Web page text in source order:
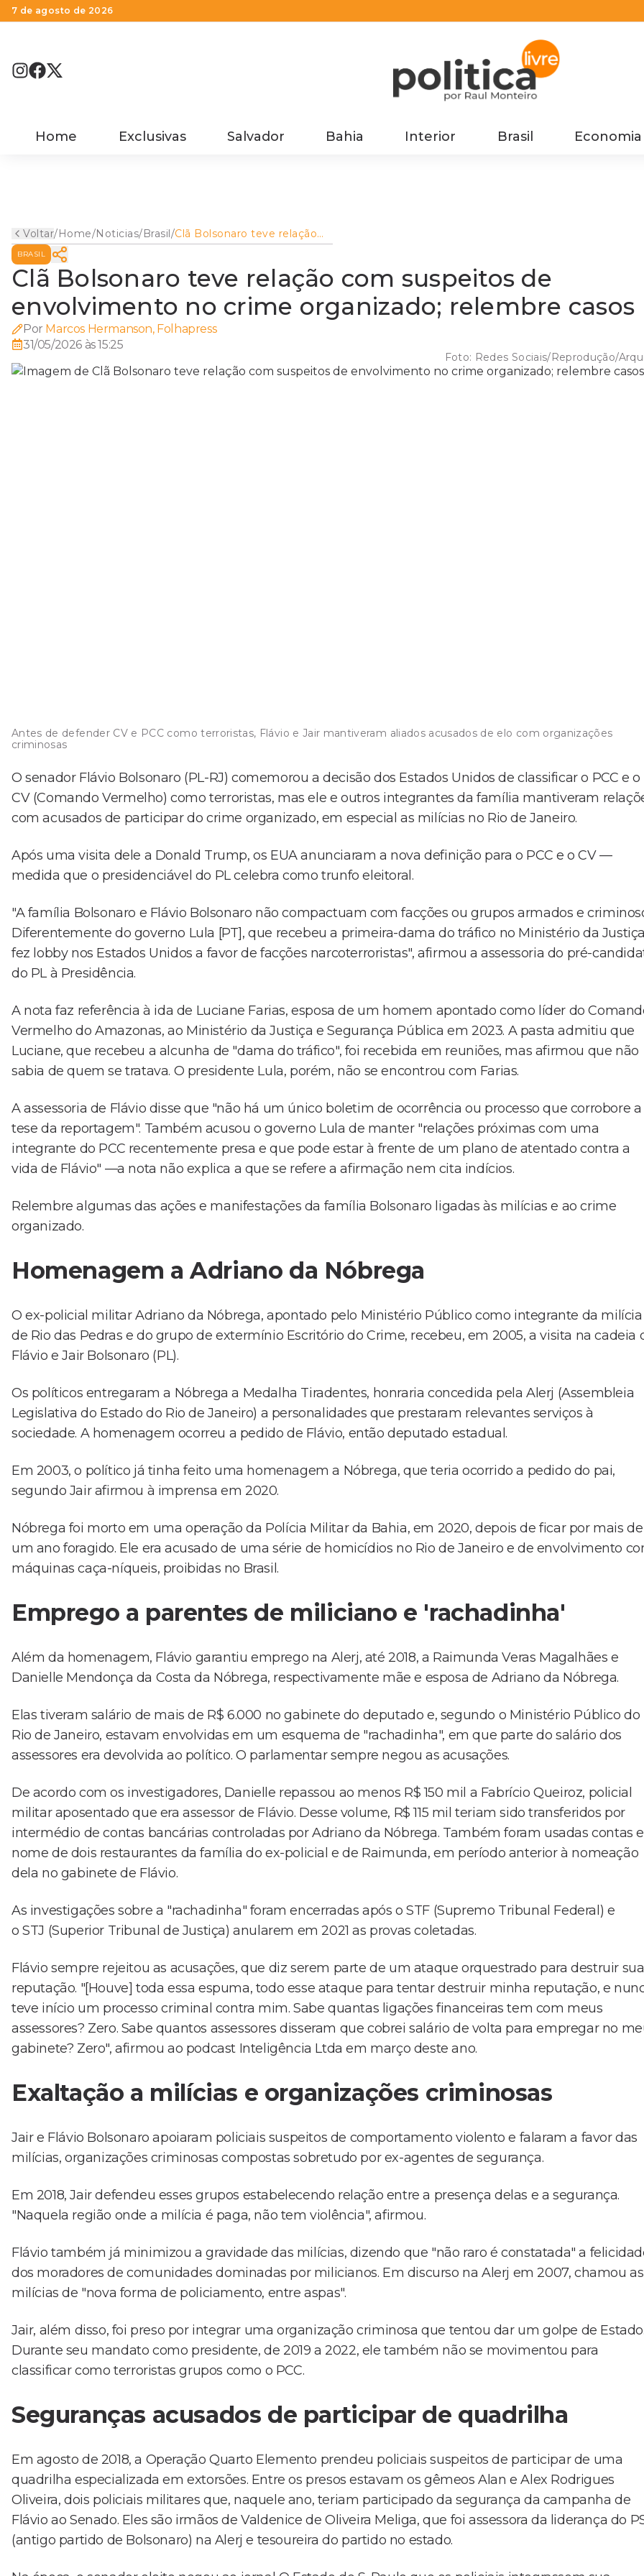
7 de agosto de 2026
Home Exclusivas Salvador Bahia Interior Brasil Economia
Voltar/Home/Noticias/Brasil/Clã Bolsonaro teve relação
com suspeitos de
organizado; relembre casos
BRASIL
Clã Bolsonaro teve relação com suspeitos de
envolvimento no crime organizado; relembre casos
Por Marcos Hermanson, Folhapress
31/05/2026 às 15:25
Foto: Redes Sociais/Reprodução/
Antes de defender CV e PCC como terroristas, Flávio e Jair mantiveram aliados acusados de elo com organizações
criminosas
O senador Flávio Bolsonaro (PL-RJ) comemorou a decisão dos Estados Unidos de classificar o PCC e o
CV (Comando Vermelho) como terroristas, mas ele e outros integrantes da família mantiveram
com acusados de participar do crime organizado, em especial as milícias no Rio de Janeiro.
Após uma visita dele a Donald Trump, os EUA anunciaram a nova definição para o PCC e o CV —
medida que o presidenciável do PL celebra como trunfo eleitoral.
"A família Bolsonaro e Flávio Bolsonaro não compactuam com facções ou grupos armados e
Diferentemente do governo Lula [PT], que recebeu a primeira-dama do tráfico no Ministério da
fez lobby nos Estados Unidos a favor de facções narcoterroristas", afirmou a assessoria do pré-
do PL à Presidência.
A nota faz referência à ida de Luciane Farias, esposa de um homem apontado como líder do
Vermelho do Amazonas, ao Ministério da Justiça e Segurança Pública em 2023. A pasta admitiu que
Luciane, que recebeu a alcunha de "dama do tráfico", foi recebida em reuniões, mas afirmou que não
sabia de quem se tratava. O presidente Lula, porém, não se encontrou com Farias.
A assessoria de Flávio disse que "não há um único boletim de ocorrência ou processo que corrobore a
tese da reportagem". Também acusou o governo Lula de manter "relações próximas com uma
integrante do PCC recentemente presa e que pode estar à frente de um plano de atentado contra a
vida de Flávio" —a nota não explica a que se refere a afirmação nem cita indícios.
Relembre algumas das ações e manifestações da família Bolsonaro ligadas às milícias e ao crime
organizado.
Homenagem a Adriano da Nóbrega
O ex-policial militar Adriano da Nóbrega, apontado pelo Ministério Público como integrante da milícia
de Rio das Pedras e do grupo de extermínio Escritório do Crime, recebeu, em 2005, a visita na cadeia
Flávio e Jair Bolsonaro (PL).
Os políticos entregaram a Nóbrega a Medalha Tiradentes, honraria concedida pela Alerj (Assembleia
Legislativa do Estado do Rio de Janeiro) a personalidades que prestaram relevantes serviços à
sociedade. A homenagem ocorreu a pedido de Flávio, então deputado estadual.
Em 2003, o político já tinha feito uma homenagem a Nóbrega, que teria ocorrido a pedido do pai,
segundo Jair afirmou à imprensa em 2020.
Nóbrega foi morto em uma operação da Polícia Militar da Bahia, em 2020, depois de ficar por mais de
um ano foragido. Ele era acusado de uma série de homicídios no Rio de Janeiro e de envolvimento
máquinas caça-níqueis, proibidas no Brasil.
Emprego a parentes de miliciano e 'rachadinha'
Além da homenagem, Flávio garantiu emprego na Alerj, até 2018, a Raimunda Veras Magalhães e
Danielle Mendonça da Costa da Nóbrega, respectivamente mãe e esposa de Adriano da Nóbrega.
Elas tiveram salário de mais de R$ 6.000 no gabinete do deputado e, segundo o Ministério Público do
Rio de Janeiro, estavam envolvidas em um esquema de "rachadinha", em que parte do salário dos
assessores era devolvida ao político. O parlamentar sempre negou as acusações.
De acordo com os investigadores, Danielle repassou ao menos R$ 150 mil a Fabrício Queiroz, policial
militar aposentado que era assessor de Flávio. Desse volume, R$ 115 mil teriam sido transferidos por
intermédio de contas bancárias controladas por Adriano da Nóbrega. Também foram usadas contas
nome de dois restaurantes da família do ex-policial e de Raimunda, em período anterior à nomeação
dela no gabinete de Flávio.
As investigações sobre a "rachadinha" foram encerradas após o STF (Supremo Tribunal Federal) e
o STJ (Superior Tribunal de Justiça) anularem em 2021 as provas coletadas.
Flávio sempre rejeitou as acusações, que diz serem parte de um ataque orquestrado para destruir sua
reputação. "[Houve] toda essa espuma, todo esse ataque para tentar destruir minha reputação, e
teve início um processo criminal contra mim. Sabe quantas ligações financeiras tem com meus
assessores? Zero. Sabe quantos assessores disseram que cobrei salário de volta para empregar no
gabinete? Zero", afirmou ao podcast Inteligência Ltda em março deste ano.
Exaltação a milícias e organizações criminosas
Jair e Flávio Bolsonaro apoiaram policiais suspeitos de comportamento violento e falaram a favor das
milícias, organizações criminosas compostas sobretudo por ex-agentes de segurança.
Em 2018, Jair defendeu esses grupos estabelecendo relação entre a presença delas e a segurança.
"Naquela região onde a milícia é paga, não tem violência", afirmou.
Flávio também já minimizou a gravidade das milícias, dizendo que "não raro é constatada" a
dos moradores de comunidades dominadas por milicianos. Em discurso na Alerj em 2007, chamou as
milícias de "nova forma de policiamento, entre aspas".
Jair, além disso, foi preso por integrar uma organização criminosa que tentou dar um golpe de
Durante seu mandato como presidente, de 2019 a 2022, ele também não se movimentou para
classificar como terroristas grupos como o PCC.
Seguranças acusados de participar de quadrilha
Em agosto de 2018, a Operação Quarto Elemento prendeu policiais suspeitos de participar de uma
quadrilha especializada em extorsões. Entre os presos estavam os gêmeos Alan e Alex Rodrigues
Oliveira, dois policiais militares que, naquele ano, teriam participado da segurança da campanha de
Flávio ao Senado. Eles são irmãos de Valdenice de Oliveira Meliga, que foi assessora da liderança do
(antigo partido de Bolsonaro) na Alerj e tesoureira do partido no estado.